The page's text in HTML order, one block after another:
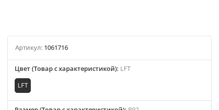
Артикул: 1061716
Цвет (Товар с характеристикой): LFT
LFT